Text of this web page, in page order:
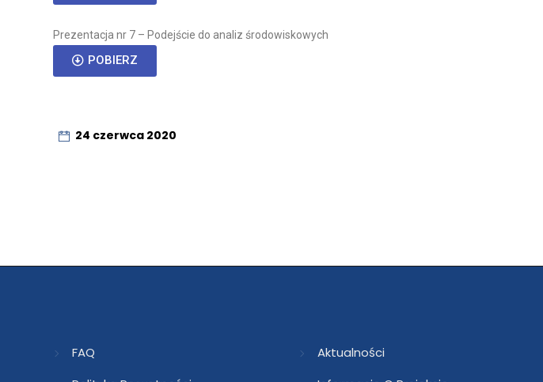
Prezentacja nr 7 – Podejście do analiz środowiskowych
POBIERZ
24 czerwca 2020
FAQ
Aktualności